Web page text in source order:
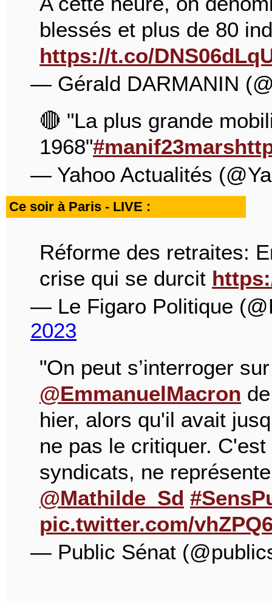
blessés et plus de 80
https://t.co/
— Gérald DARMANIN
🔴 "La plus grande
1968"#manif23mars
— Yahoo Actualités
Ce soir à Paris - LIVE :
Réforme des retraites:
crise qui se durcit
— Le Figaro Politique
2023
"On peut s’interroger
@EmmanuelMacron
hier, alors qu'il avait
ne pas le critiquer.
syndicats, ne
@Mathilde_Sd
pic.twitter.com/
— Public Sénat